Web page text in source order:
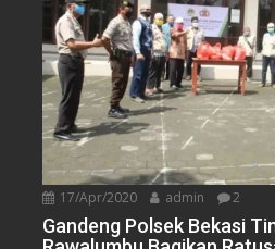
17/Apr/2020 admin 2
Gandeng Polsek Bekasi